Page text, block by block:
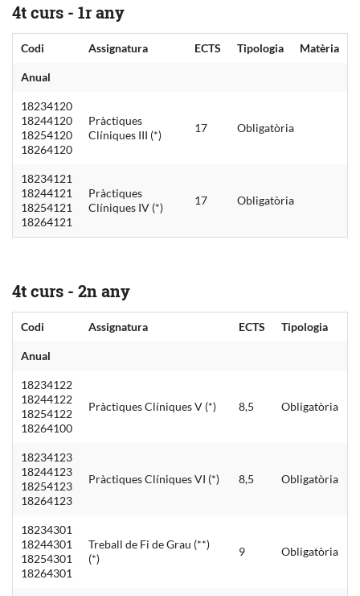
4t curs - 1r any
Codi Assignatura ECTS Tipologia Matèria
Anual
18234120
18244120
18254120
18264120
Pràctiques
Clíniques III (*)
17 Obligatòria
18234121
18244121
18254121
18264121
Pràctiques
Clíniques IV (*)
17 Obligatòria
4t curs - 2n any
Codi Assignatura ECTS Tipologia
Anual
18234122
18244122
18254122
18264100
Pràctiques Clíniques V (*) 8,5 Obligatòria
18234123
18244123
18254123
18264123
Pràctiques Clíniques VI (*) 8,5 Obligatòria
18234301
18244301
18254301
18264301
Treball de Fi de Grau (**)
(*)
9 Obligatòria